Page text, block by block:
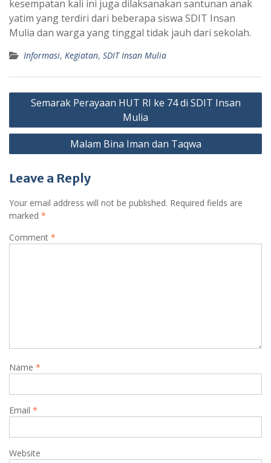
kesempatan kali ini juga dilaksanakan santunan anak
yatim yang terdiri dari beberapa siswa SDIT Insan
Mulia dan warga yang tinggal tidak jauh dari sekolah.
Informasi, Kegiatan, SDIT Insan Mulia
Post
Semarak Perayaan HUT RI ke 74 di SDIT Insan
Mulia
Malam Bina Iman dan Taqwa
Leave a Reply
Your email address will not be published. Required fields are
marked *
Comment *
Name *
Email *
Website